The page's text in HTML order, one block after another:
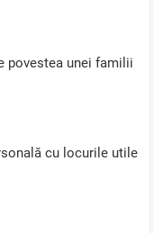
povestea unei familii
cu locurile utile